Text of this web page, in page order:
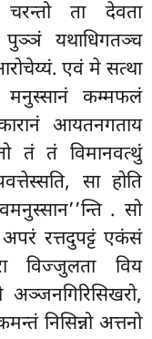
चरन्तो ता देवता
यथाधिगतञ्च
एवं मे सत्था
मनुस्सानं कम्मफलं
आयतनगताय
तं तं विमानवत्थुं
सा होति
. सो
अपरं रत्तदुपट्टं एकंसं
विज्जुलता विय
निसिन्नो अत्तनो